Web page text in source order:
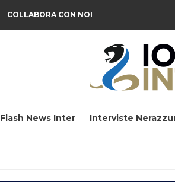
COLLABORA CON NOI
Flash News Inter Interviste